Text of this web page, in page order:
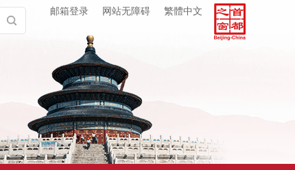
邮箱登录 网站无障碍 繁體中文